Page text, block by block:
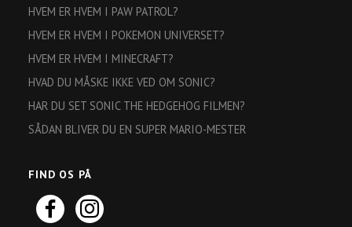
HVEM ER HVEM I PAW PATROL?
HVEM ER HVEM I POKEMON UNIVERSET?
HVEM ER HVEM I MINECRAFT?
HVAD DU MÅSKE IKKE VED OM SONIC?
HAR DU SET SONIC THE HEDGEHOG FILMEN?
SÅDAN BLIVER DU EN SUPER MARIO-MESTER
FIND OS PÅ